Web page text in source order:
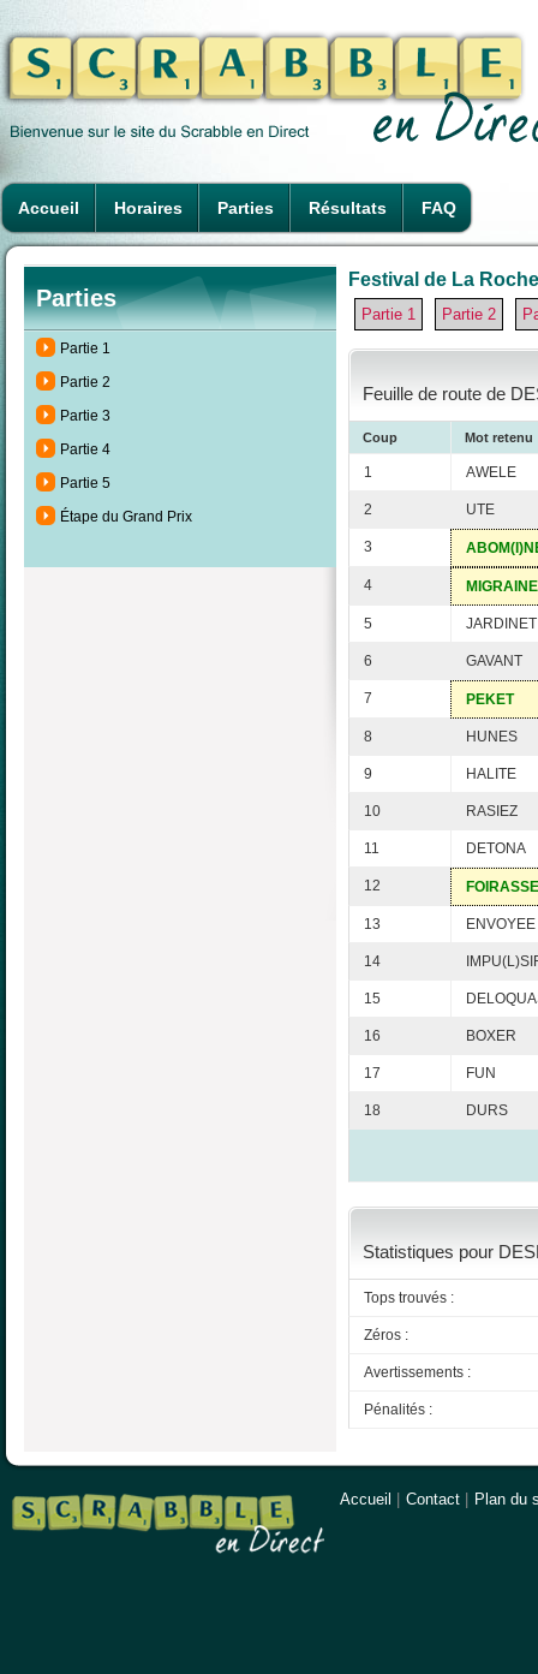
Accueil Horaires Parties Résultats FAQ
Parties
Partie 1
Partie 2
Partie 3
Partie 4
Partie 5
Étape du Grand Prix
Festival de La
Partie 1 Partie 2
Feuille de route de
Coup Mot retenu
1 AWELE
2 UTE
3
4 MIGRAINE
5 JARDINET
6 GAVANT
7 PEKET
8 HUNES
9 HALITE
10 RASIEZ
11 DETONA
12 FOIRASSE
13 ENVOYEE
14
15
16 BOXER
17 FUN
18 DURS
Statistiques pour
Tops trouvés :
Zéros :
Avertissements :
Pénalités :
Accueil Contact Plan du